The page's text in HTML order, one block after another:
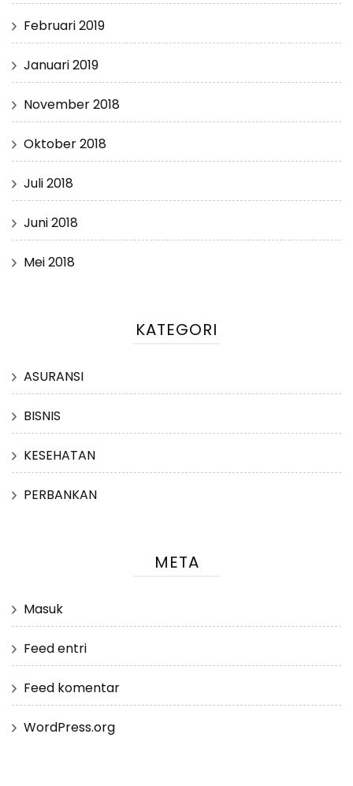
Februari 2019
Januari 2019
November 2018
Oktober 2018
Juli 2018
Juni 2018
Mei 2018
KATEGORI
ASURANSI
BISNIS
KESEHATAN
PERBANKAN
META
Masuk
Feed entri
Feed komentar
WordPress.org